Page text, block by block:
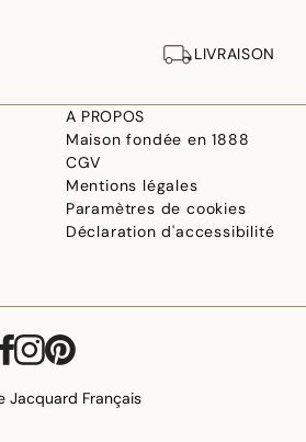
LIVRAISON
A PROPOS
Maison fondée en 1888
CGV
Mentions légales
Paramètres de cookies
Déclaration d'accessibilité
Jacquard Français